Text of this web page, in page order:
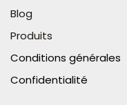
Blog
Produits
Conditions générales
Confidentialité